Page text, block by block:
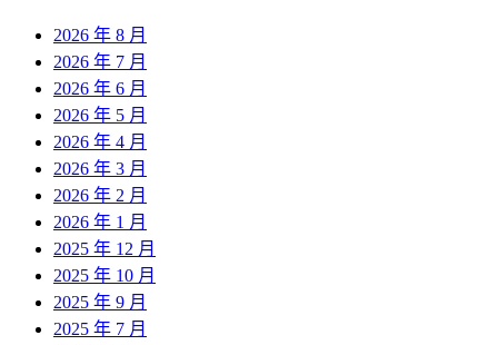
2026 年 8 月
2026 年 7 月
2026 年 6 月
2026 年 5 月
2026 年 4 月
2026 年 3 月
2026 年 2 月
2026 年 1 月
2025 年 12 月
2025 年 10 月
2025 年 9 月
2025 年 7 月